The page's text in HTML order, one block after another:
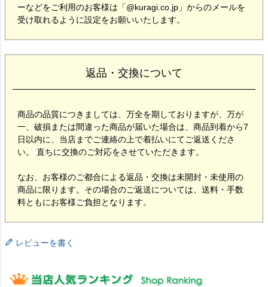
ーなどをご利用のお客様は「@kuragi.co.jp」からのメールを
受け取れるように設定をお願いいたします。
返品・交換について
商品の品質につきましては、万全を期しておりますが、万が
一、破損または間違った商品が届いた場合は、商品到着から7
日以内に、当店までご連絡の上で着払いにてご返送くださ
い。 直ちに交換のご対応をさせていただきます。
なお、お客様のご都合による返品・交換は未開封・未使用の
商品に限ります。その場合のご返送については、送料・手数
料ともにお客様ご負担となります。
レビューを書く